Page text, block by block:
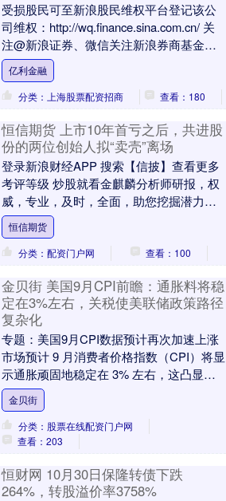
受损股民可至新浪股民维权平台登记该公
司维权：http://wq.finance.sina.com.cn/ 关
注@新浪证券、微信关注新浪券商基金、
百度搜索新浪股民....
亿利金融
分类：上海股票配资招商
查看：180
恒信期货 上市10年首亏之后，共进股
份的两位创始人拟“卖壳”离场
登录新浪财经APP 搜索【信披】查看更多
考评等级 炒股就看金麒麟分析师研报，权
威，专业，及时，全面，助您挖掘潜力主
题机会！ 上市10年首亏之后，两创始人
拟“卖壳....
恒信期货
分类：配资门户网
查看：100
金贝街 美国9月CPI前瞻：通胀料将稳
定在3%左右，关税使美联储政策路径
复杂化
专题：美国9月CPI数据预计再次加速上涨
市场预计 9 月消费者价格指数（CPI）将显
示通胀顽固地稳定在 3% 左右，这凸显出
关税及服务业价格粘性仍在持续让美联....
金贝街
分类：股票在线配资门户网
查看：203
恒财网 10月30日保隆转债下跌
264%，转股溢价率3758%